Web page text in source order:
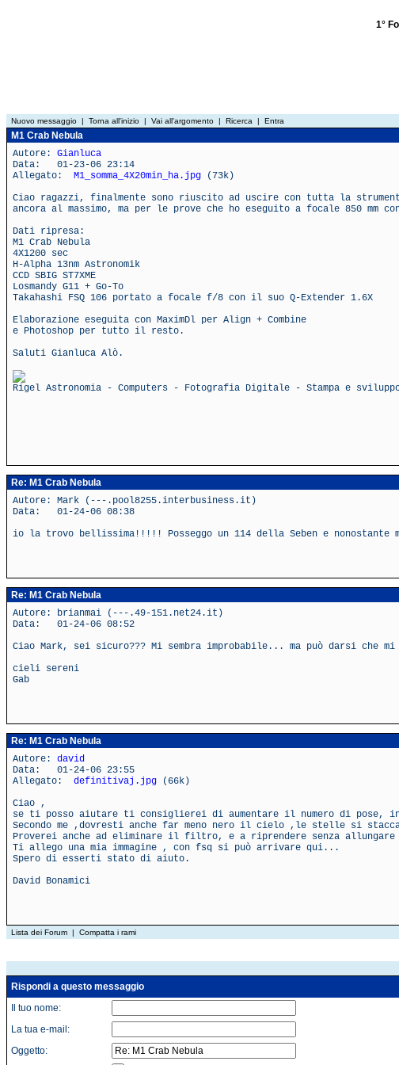
1°
Nuovo messaggio | Torna all'inizio | Vai all'argomento | Ricerca | Entra
M1 Crab Nebula
Autore: Gianluca
Data: 01-23-06 23:14
Allegato: M1_somma_4X20min_ha.jpg (73k)
Ciao ragazzi, finalmente sono riuscito ad uscire con tutta la
ancora al massimo, ma per le prove che ho eseguito a focale 850
Dati ripresa:
M1 Crab Nebula
4X1200 sec
H-Alpha 13nm Astronomik
CCD SBIG ST7XME
Losmandy G11 + Go-To
Takahashi FSQ 106 portato a focale f/8 con il suo Q-Extender 1.6X
Elaborazione eseguita con MaximDl per Align + Combine
e Photoshop per tutto il resto.
Saluti Gianluca Alò.
Rigel Astronomia - Computers - Fotografia Digitale - Stampa e sviluppo
Re: M1 Crab Nebula
Autore: Mark (---.pool8255.interbusiness.it)
Data: 01-24-06 08:38
io la trovo bellissima!!!!! Posseggo un 114 della Seben e
Re: M1 Crab Nebula
Autore: brianmai (---.49-151.net24.it)
Data: 01-24-06 08:52
Ciao Mark, sei sicuro??? Mi sembra improbabile... ma può darsi che
cieli sereni
Gab
Re: M1 Crab Nebula
Autore: david
Data: 01-24-06 23:55
Allegato: definitivaj.jpg (66k)
Ciao ,
se ti posso aiutare ti consiglierei di aumentare il numero di pose, in
Secondo me ,dovresti anche far meno nero il cielo ,le stelle si
Proverei anche ad eliminare il filtro, e a riprendere senza
Ti allego una mia immagine , con fsq si può arrivare qui...
Spero di esserti stato di aiuto.
David Bonamici
Lista dei Forum | Compatta i rami
Rispondi a questo messaggio
Il tuo nome:
La tua e-mail:
Oggetto: